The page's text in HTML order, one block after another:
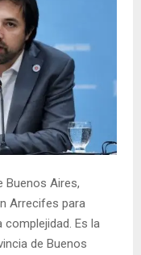
Buenos Aires,
Arrecifes para
complejidad. Es la
de Buenos